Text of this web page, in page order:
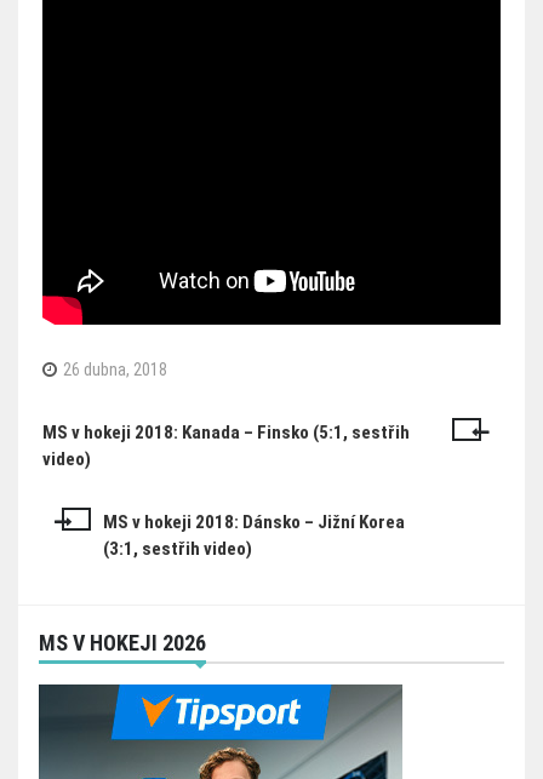
26 dubna, 2018
Navigace
příspěvek
MS v hokeji 2018: Kanada – Finsko (5:1, sestřih
video)
MS v hokeji 2018: Dánsko – Jižní Korea
(3:1, sestřih video)
MS V HOKEJI 2026